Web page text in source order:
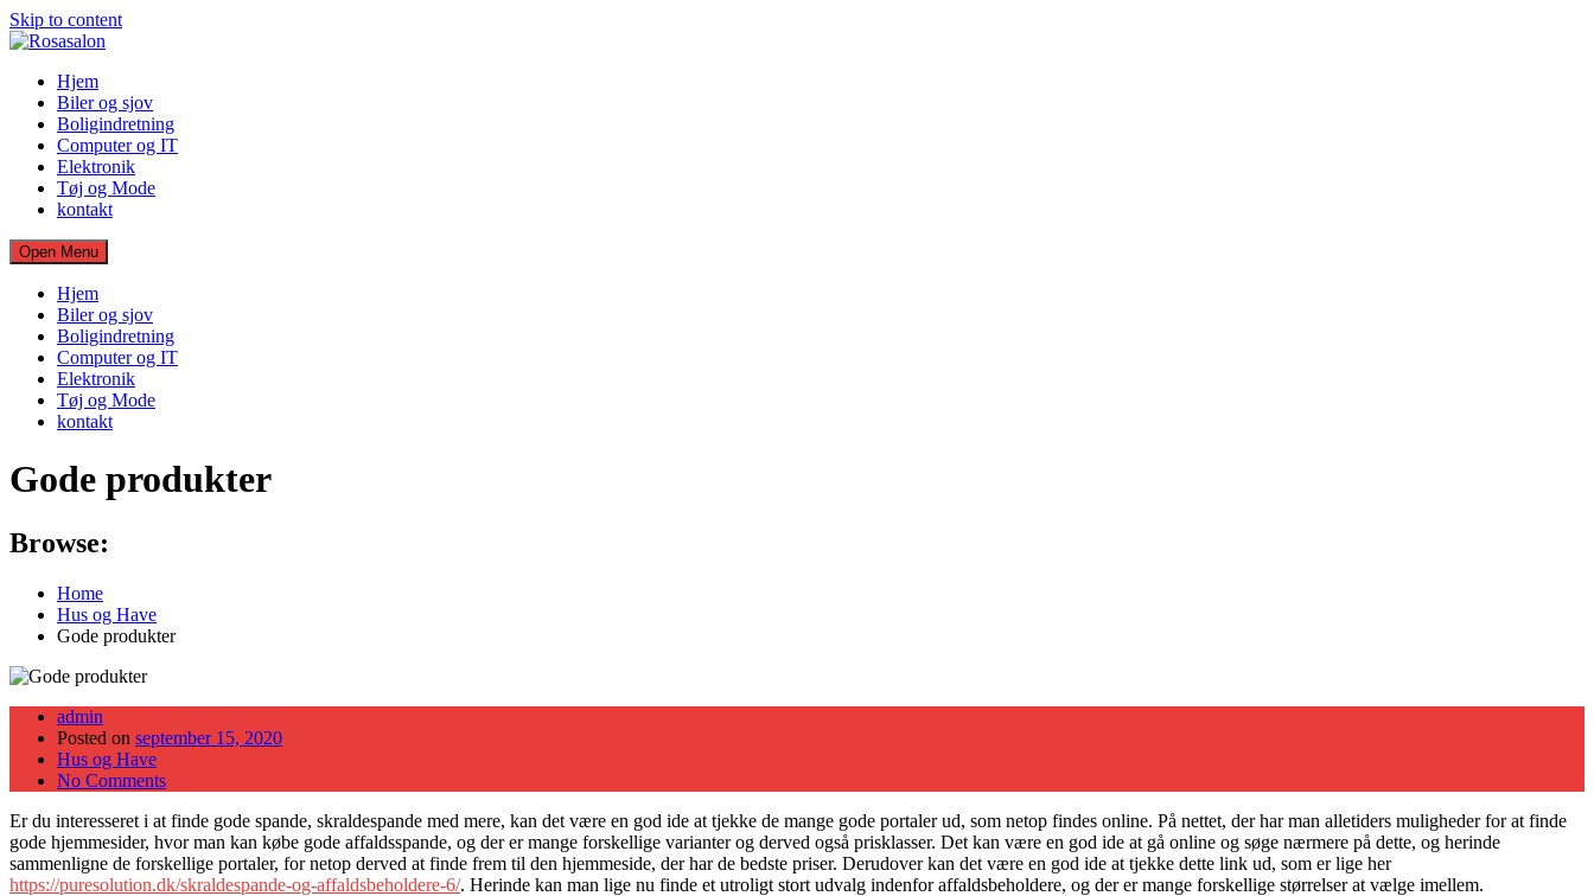
Skip to content
Hjem
Biler og sjov
Boligindretning
Computer og IT
Elektronik
Tøj og Mode
kontakt
Open Menu
Hjem
Biler og sjov
Boligindretning
Computer og IT
Elektronik
Tøj og Mode
kontakt
Gode produkter
Browse:
Home
Hus og Have
Gode produkter
admin
Posted on september 15, 2020
Hus og Have
No Comments
Er du interesseret i at finde gode spande, skraldespande med mere, kan det være en god ide at tjekke de mange gode portaler ud, som netop findes online. På nettet, der har man alletiders muligheder for at finde
gode hjemmesider, hvor man kan købe gode affaldsspande, og der er mange forskellige varianter og derved også prisklasser. Det kan være en god ide at gå online og søge nærmere på dette, og herinde
sammenligne de forskellige portaler, for netop derved at finde frem til den hjemmeside, der har de bedste priser. Derudover kan det være en god ide at tjekke dette link ud, som er lige her
https://puresolution.dk/skraldespande-og-affaldsbeholdere-6/. Herinde kan man lige nu finde et utroligt stort udvalg indenfor affaldsbeholdere, og der er mange forskellige størrelser at vælge imellem.